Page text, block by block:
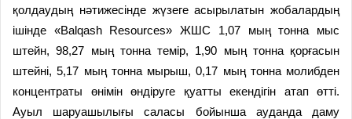
қолдаудың нәтижесінде жүзеге асырылатын жобалардың
ішінде «Balqash Resources» ЖШС 1,07 мың тонна мыс
штейн, 98,27 мың тонна темір, 1,90 мың тонна қорғасын
штейні, 5,17 мың тонна мырыш, 0,17 мың тонна молибден
концентраты өнімін өндіруге қуатты екендігін атап өтті.
Ауыл шаруашылығы саласы бойынша ауданда даму